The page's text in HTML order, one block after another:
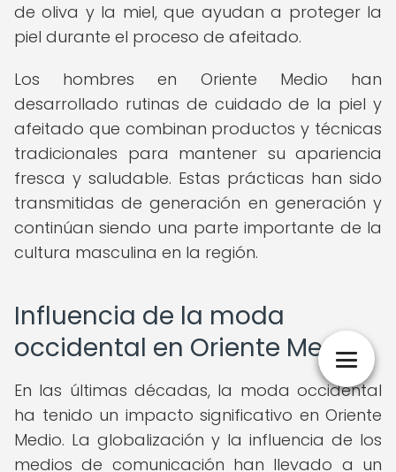
de oliva y la miel, que ayudan a proteger la
piel durante el proceso de afeitado.
Los hombres en Oriente Medio han
desarrollado rutinas de cuidado de la piel y
afeitado que combinan productos y técnicas
tradicionales para mantener su apariencia
fresca y saludable. Estas prácticas han sido
transmitidas de generación en generación y
continúan siendo una parte importante de la
cultura masculina en la región.
Influencia de la moda
occidental en Oriente Medio
En las últimas décadas, la moda occidental
ha tenido un impacto significativo en Oriente
Medio. La globalización y la influencia de los
medios de comunicación han llevado a un